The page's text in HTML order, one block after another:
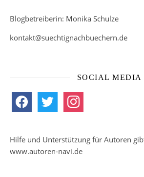
Blogbetreiberin: Monika Schulze
kontakt@suechtignachbuechern.de
SOCIAL MEDIA
facebook twitter instagram
Hilfe und Unterstützung für Autoren
www.autoren-navi.de